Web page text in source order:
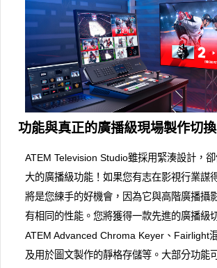
功能與真正的廣播級現場製作切換
ATEM Television Studio雖採用緊湊設計，
大的廣播級功能！如果您有志在影視行業謀
將是您練手的好機會，因為它與高階廣播攝
有相同的性能。您將獲得一款先進的廣播級
ATEM Advanced Chroma Keyer、Fairlight
及用於圖文製作的靜格存儲等。大部分功能